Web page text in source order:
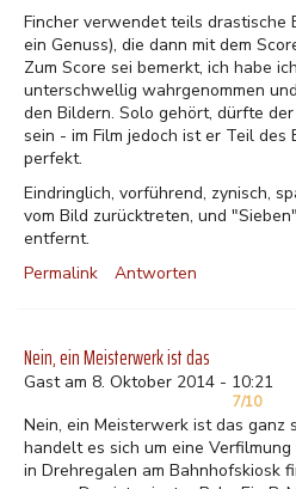
Fincher verwendet teils drastische
ein Genuss), die dann mit dem
Zum Score sei bemerkt, ich habe
unterschwellig wahrgenommen
den Bildern. Solo gehört, dürfte
sein - im Film jedoch ist er Teil des
perfekt.
Eindringlich, vorführend, zynisch,
vom Bild zurücktreten, und
entfernt.
Permalink
Antworten
Nein, ein Meisterwerk ist das
Gast am 8. Oktober 2014 - 10:21
7/10
Nein, ein Meisterwerk ist das ganz
handelt es sich um eine
in Drehregalen am Bahnhofskiosk